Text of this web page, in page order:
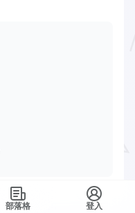
部落格 登入